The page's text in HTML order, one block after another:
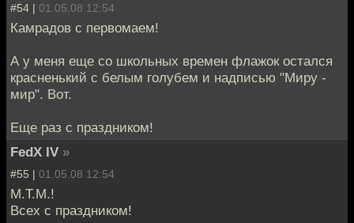
#54 | 01.05.08 12:54
Камрадов с первомаем!
А у меня еще со школьных времен флажок остался
красненький с белым голубем и надписью "Миру -
мир". Вот.
Еще раз с праздником!
FedX IV »
#55 | 01.05.08 12:54
М.Т.М.!
Всех с праздником!